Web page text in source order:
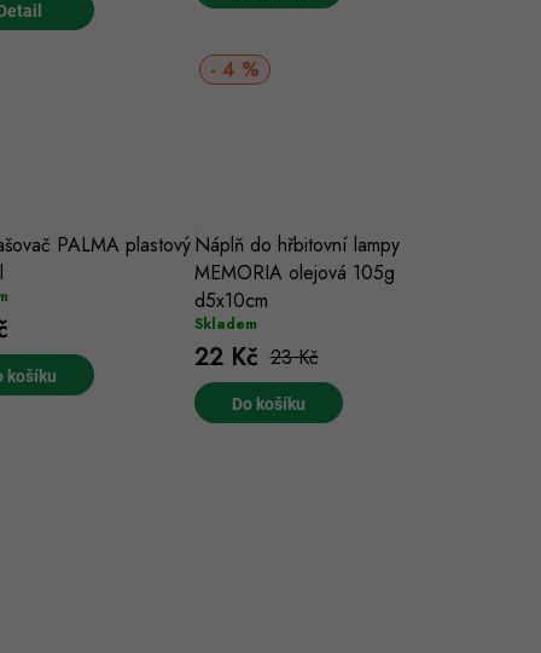
cm 20 cm 10 cm 24 cm 8 cm 22 cm
PALMA plastový
košíku
Náplň do hřbitovní lampy
MEMORIA olejová 105g
d5x10cm
4 %
Skladem
22 Kč 23 Kč
Do košíku